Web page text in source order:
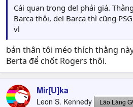
Cái quan trọng del phải giá.
Barca thôi, del Barca thì cũng
vl
bản thân tôi méo thích thằng
Berta để chốt Rogers thôi.
Mir[U]ka
Leon S. Kennedy Lão Làng